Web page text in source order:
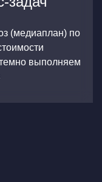
(медиаплан) по
выполняем